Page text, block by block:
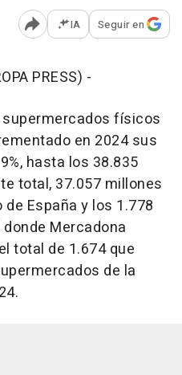
Abrir opciones para
IA Seguir en
PRESS) -
físicos
en 2024 sus
hasta los 38.835
total, 37.057 millones
España y los 1.778
Mercadona
total de 1.674 que
de la